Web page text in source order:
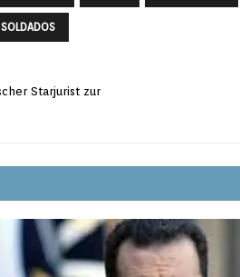
SOLDADOS
Starjurist zur